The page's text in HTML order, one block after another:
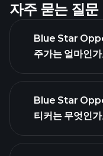
자주 묻는 질문
Blue Star
주가는 얼마인
급 차트
Blue Star
티커는 무엇인